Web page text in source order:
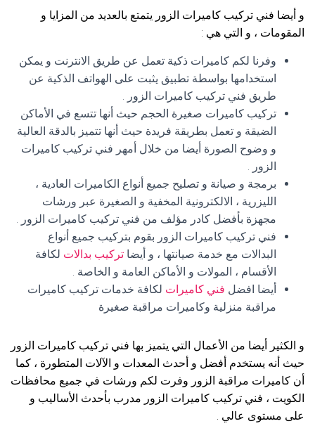
و أيضا فني تركيب كاميرات الزور يتمتع بالعديد من المزايا و
المقومات ، و التي هي :
وفرنا لكم كاميرات ذكية تعمل عن طريق الانترنت و يمكن
استخدامها بواسطة تطبيق يثبت على الهواتف الذكية عن
طريق فني تركيب كاميرات الزور .
تركيب كاميرات صغيرة الحجم حيث أنها تتسع في الأماكن
الضيقة و تعمل بطريقة فريدة حيث أنها تتميز بالدقة العالية
و وضوح الصورة أيضا من خلال أمهر فني تركيب كاميرات
الزور .
برمجة و صيانة و تصليح جميع أنواع الكاميرات العادية ،
الليزرية ، الالكترونية المخفية و الصغيرة عبر ورشات
مجهزة بأفضل كادر مؤلف من فني تركيب كاميرات الزور .
فني تركيب كاميرات الزور بقوم بتركيب جميع أنواع
البدالات مع خدمة صيانتها ، و أيضا تركيب بدالات لكافة
الأقسام ، المولات و الأماكن العامة و الخاصة .
أيضا افضل فني كاميرات لكافة خدمات تركيب كاميرات
مراقبة منزلية وكاميرات مراقبة صغيرة
و الكثير أيضا من الأعمال التي يتميز بها فني تركيب كاميرات الزور
حيث أنه يستخدم أفضل و أحدث المعدات و الآلات المتطورة ، كما
أن كاميرات مراقبة الزور وفرت لكم ورشات في جميع محافظات
الكويت ، فني تركيب كاميرات الزور مدرب بأحدث الأساليب و
على مستوى عالي .